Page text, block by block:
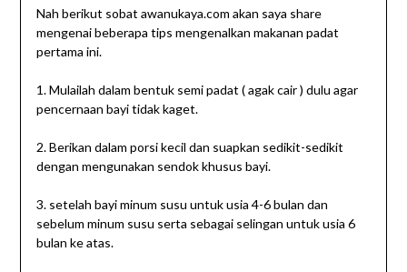
Nah berikut sobat awanukaya.com akan saya share
mengenai beberapa tips mengenalkan makanan padat
pertama ini.
1. Mulailah dalam bentuk semi padat ( agak cair ) dulu agar
pencernaan bayi tidak kaget.
2. Berikan dalam porsi kecil dan suapkan sedikit-sedikit
dengan mengunakan sendok khusus bayi.
3. setelah bayi minum susu untuk usia 4-6 bulan dan
sebelum minum susu serta sebagai selingan untuk usia 6
bulan ke atas.